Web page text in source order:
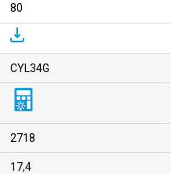
80
CYL34G
2718
17,4